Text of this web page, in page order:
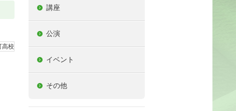
講座
公演
イベント
その他